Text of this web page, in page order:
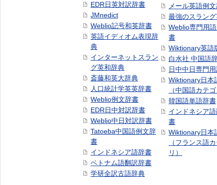
EDR日英対訳辞書
JMnedict
Weblio記号和英辞書
英語イディオム表現辞
典
インターネットスラン
グ英和辞典
斎藤和英大辞典
人口統計学英英辞書
Weblio例文辞書
EDR日中対訳辞書
Weblio中日対訳辞書
Tatoeba中国語例文辞
書
インドネシア語辞書
ベトナム語翻訳辞書
学研全訳古語辞典
メール英語例
最強のスラン
Weblio専門用
書
Wiktionary英語
白水社 中国語
日中中日専門
Wiktionary日本
（中国語カテ
韓国語単語辞書
インドネシア
書
Wiktionary日本
（フランス語
リ）